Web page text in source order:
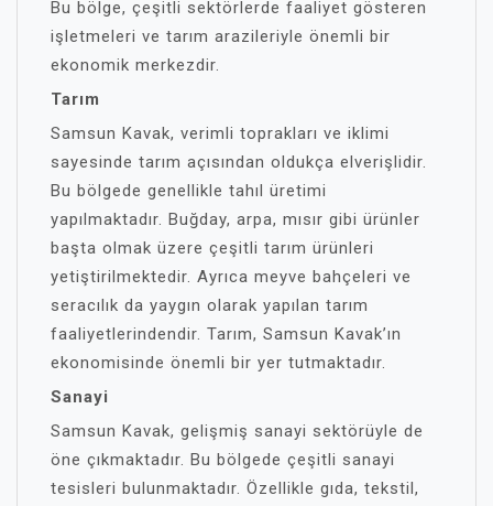
Bu bölge, çeşitli sektörlerde faaliyet gösteren
işletmeleri ve tarım arazileriyle önemli bir
ekonomik merkezdir.
Tarım
Samsun Kavak, verimli toprakları ve iklimi
sayesinde tarım açısından oldukça elverişlidir.
Bu bölgede genellikle tahıl üretimi
yapılmaktadır. Buğday, arpa, mısır gibi ürünler
başta olmak üzere çeşitli tarım ürünleri
yetiştirilmektedir. Ayrıca meyve bahçeleri ve
seracılık da yaygın olarak yapılan tarım
faaliyetlerindendir. Tarım, Samsun Kavak’ın
ekonomisinde önemli bir yer tutmaktadır.
Sanayi
Samsun Kavak, gelişmiş sanayi sektörüyle de
öne çıkmaktadır. Bu bölgede çeşitli sanayi
tesisleri bulunmaktadır. Özellikle gıda, tekstil,